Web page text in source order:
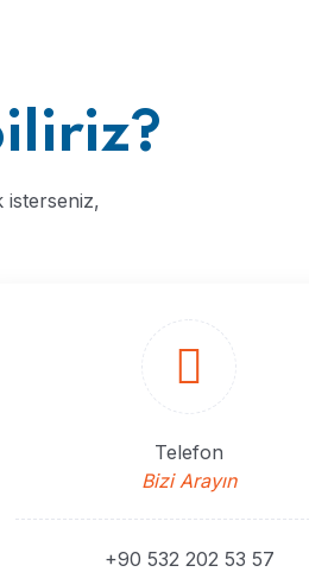
isterseniz,
Telefon
Bizi Arayın
+90 532 202 53 57